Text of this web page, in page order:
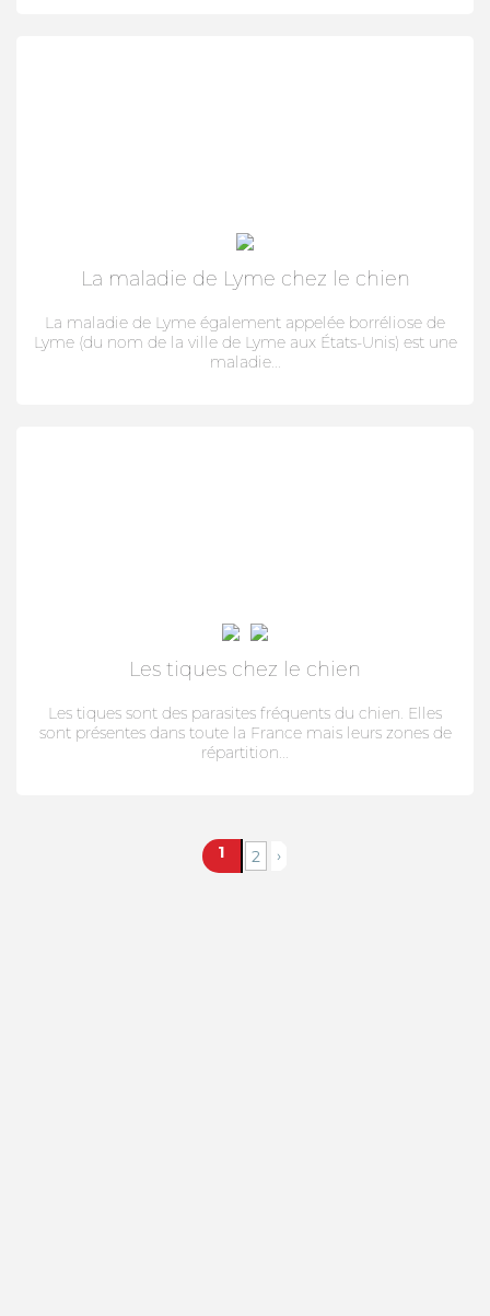
La maladie de Lyme chez le chien
La maladie de Lyme également appelée borréliose de
Lyme (du nom de la ville de Lyme aux États-Unis) est une
maladie...
Les tiques chez le chien
Les tiques sont des parasites fréquents du chien. Elles
sont présentes dans toute la France mais leurs zones de
répartition...
1 2 ›